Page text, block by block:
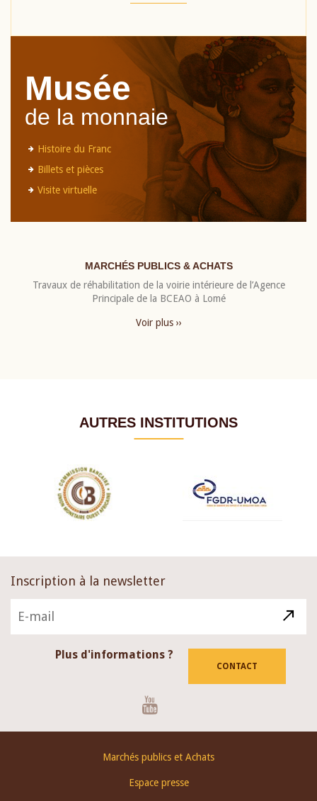
Musée
de la monnaie
Histoire du Franc
Billets et pièces
Visite virtuelle
MARCHÉS PUBLICS & ACHATS
Travaux de réhabilitation de la voirie intérieure de l’Agence
Principale de la BCEAO à Lomé
Voir plus ››
AUTRES INSTITUTIONS
Inscription à la newsletter
Plus d'informations ?
CONTACT
Marchés publics et Achats
Espace presse